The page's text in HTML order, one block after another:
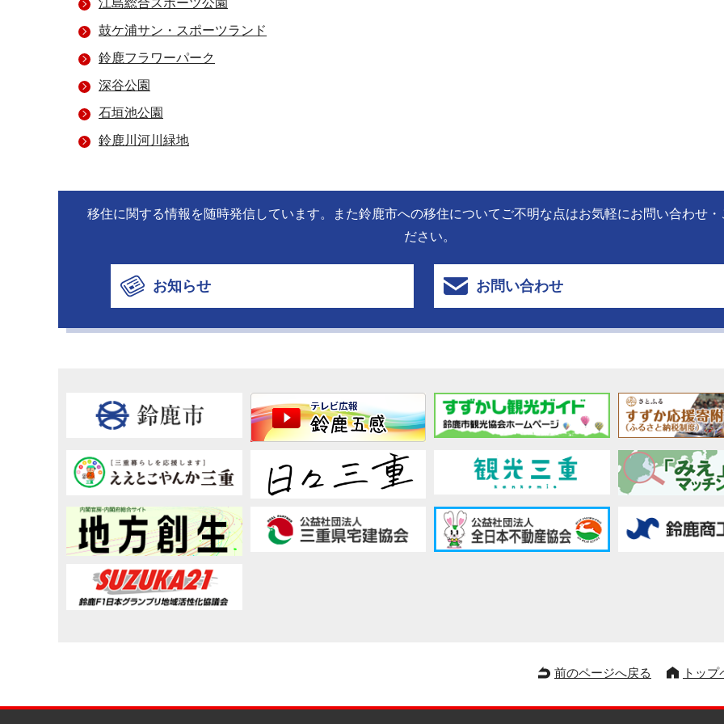
江島総合スポーツ公園
鼓ケ浦サン・スポーツランド
鈴鹿フラワーパーク
深谷公園
石垣池公園
鈴鹿川河川緑地
移住に関する情報を随時発信しています。また鈴鹿市への移住についてご不明な点はお気軽にお問い合わせ・
ださい。
お知らせ お問い合わせ
前のページへ戻る トッ